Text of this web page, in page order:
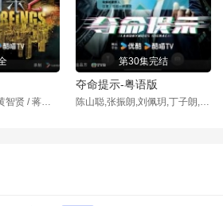
陈展鹏 / 林夏薇 / 黄智贤 / 蒋祖曼 / 张颕康 / 刘佩玥 / 方力申 / 冯盈盈 / 高钧贤 / 姜大卫 / 麦玲玲 / 梁小冰 / 李国麟 / 陈嘉辉 / 张雷 / 黄庭锋 / 郭柏妍 / 郑俊弘 / 董敬文 / 李启杰 / 林子超 / 赵璧渝 / 海俊杰 / 容天佑 / 朱汇林 / 张子丰 / 张本立 / 尹光 / 菊梓乔
第30集完结
夺命提示-粤语版
陈山聪,张振朗,刘佩玥,丁子朗,郭柏妍,林子善,刘颖镟,张国强